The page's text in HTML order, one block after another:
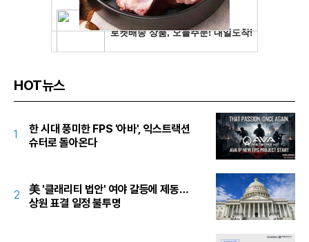
HOT뉴스
1
한 시대 풍미한 FPS '아바', 익스트랙션
슈터로 돌아온다
2
美 '클래리티 법안' 여야 갈등에 제동…
상원 표결 일정 불투명